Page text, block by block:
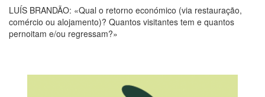
LUÍS BRANDÃO: «Qual o retorno económico (via restauração,
comércio ou alojamento)? Quantos visitantes tem e quantos
pernoitam e/ou regressam?»